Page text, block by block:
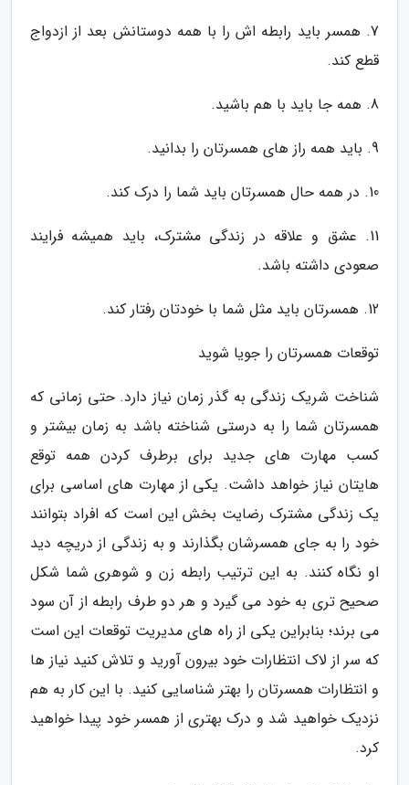
7. همسر باید رابطه اش را با همه دوستانش بعد از ازدواج
قطع کند.
8. همه جا باید با هم باشید.
9. باید همه راز های همسرتان را بدانید.
10. در همه حال همسرتان باید شما را درک کند.
11. عشق و علاقه در زندگی مشترک، باید همیشه فرایند
صعودی داشته باشد.
12. همسرتان باید مثل شما با خودتان رفتار کند.
توقعات همسرتان را جویا شوید
شناخت شریک زندگی به گذر زمان نیاز دارد. حتی زمانی که
همسرتان شما را به درستی شناخته باشد به زمان بیشتر و
کسب مهارت های جدید برای برطرف کردن همه توقع
هایتان نیاز خواهد داشت. یکی از مهارت های اساسی برای
یک زندگی مشترک رضایت بخش این است که افراد بتوانند
خود را به جای همسرشان بگذارند و به زندگی از دریچه دید
او نگاه کنند. به این ترتیب رابطه زن و شوهری شما شکل
صحیح تری به خود می گیرد و هر دو طرف رابطه از آن سود
می برند؛ بنابراین یکی از راه های مدیریت توقعات این است
که سر از لاک انتظارات خود بیرون آورید و تلاش کنید نیاز ها
و انتظارات همسرتان را بهتر شناسایی کنید. با این کار به هم
نزدیک خواهید شد و درک بهتری از همسر خود پیدا خواهید
کرد.